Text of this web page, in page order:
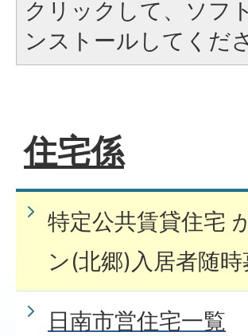
クリックして、ソフ
ンストールしてくだ
住宅係
特定公共賃貸住宅
ン(北郷)入居者随時
日南市営住宅一覧